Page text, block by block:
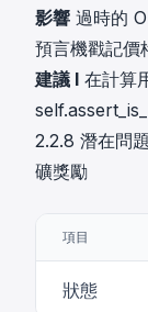
影響 過時的
預言機戳記價
建議 I 在計算
2.2.8 潛在問
礦獎勵
項目
狀態